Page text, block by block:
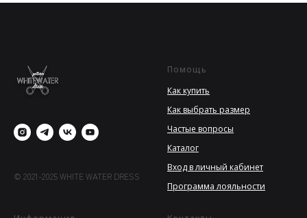
© 2021-2025 WHITE WATER DRESS
Помощь
Как купить
Как выбрать размер
Частые вопросы
Каталог
Вход в личный кабинет
Программа лояльности